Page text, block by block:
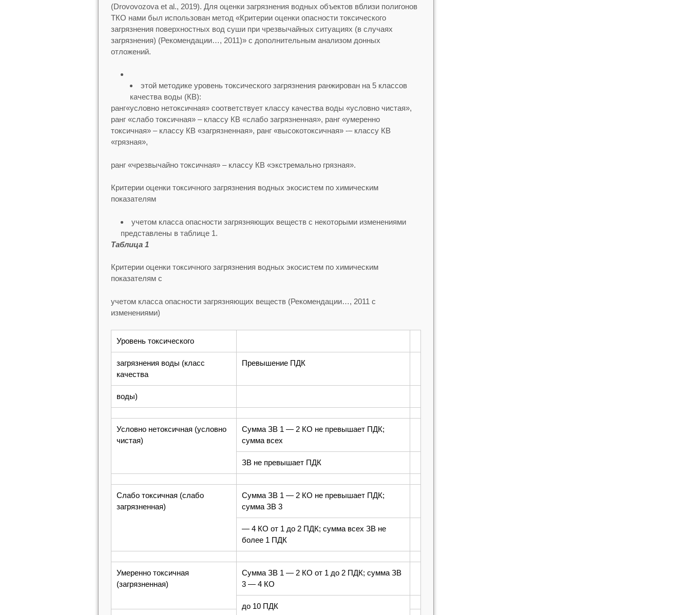
(Drovovozova et al., 2019). Для оценки загрязнения водных объектов вблизи полигонов
ТКО нами был использован метод «Критерии оценки опасности токсического
загрязнения поверхностных вод суши при чрезвычайных ситуациях (в случаях
загрязнения) (Рекомендации…, 2011)» с дополнительным анализом донных
отложений.
этой методике уровень токсического загрязнения ранжирован на 5 классов
качества воды (КВ):
ранг«условно нетоксичная» соответствует классу качества воды «условно чистая»,
ранг «слабо токсичная» – классу КВ «слабо загрязненная», ранг «умеренно
токсичная» – классу КВ «загрязненная», ранг «высокотоксичная» -– классу КВ
«грязная»,
ранг «чрезвычайно токсичная» – классу КВ «экстремально грязная».
Критерии оценки токсичного загрязнения водных экосистем по химическим
показателям
учетом класса опасности загрязняющих веществ с некоторыми изменениями
представлены в таблице 1.
Таблица 1
Критерии оценки токсичного загрязнения водных экосистем по химическим
показателям с
учетом класса опасности загрязняющих веществ (Рекомендации…, 2011 с
изменениями)
Уровень токсического
загрязнения воды (класс
качества
Превышение ПДК
воды)
Условно нетоксичная (условно
чистая)
Сумма ЗВ 1 — 2 КО не превышает ПДК;
сумма всех
ЗВ не превышает ПДК
Слабо токсичная (слабо
загрязненная)
Сумма ЗВ 1 — 2 КО не превышает ПДК;
сумма ЗВ 3
— 4 КО от 1 до 2 ПДК; сумма всех ЗВ не
более 1 ПДК
Умеренно токсичная
(загрязненная)
Сумма ЗВ 1 — 2 КО от 1 до 2 ПДК; сумма ЗВ
3 — 4 КО
до 10 ПДК